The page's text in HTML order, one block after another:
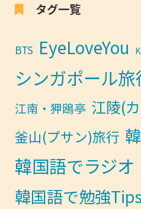
タグ一覧
BTS EyeLoveYou
シンガポール旅
江南・狎鴎亭 江陵(
釜山(プサン)旅行
韓国語でラジオ
韓国語で勉強Tips